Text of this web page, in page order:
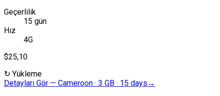
Geçerlilik
15 gün
Hız
4G
$25,10
↻ Yükleme
Detayları Gör — Cameroon · 3 GB · 15 days →